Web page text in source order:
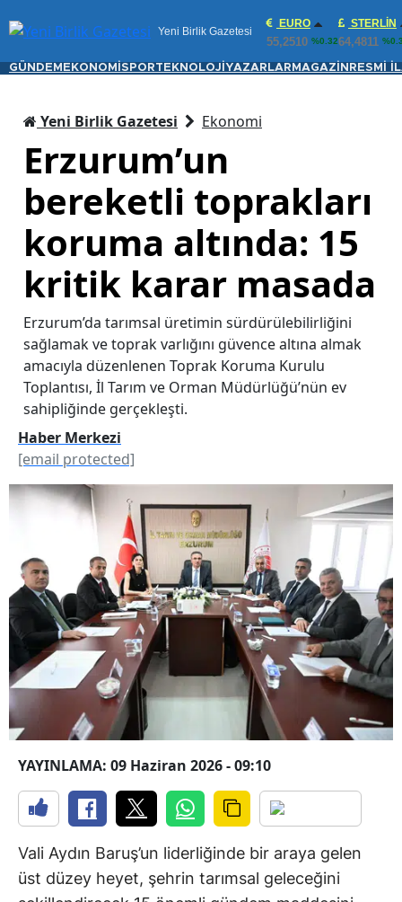
Yeni Birlik Gazetesi
EURO
55,2510 %0.32
STERLIN
64,4811
GÜNDEM EKONOMİ SPORTEKNOLOJİ YAZARLAR MAGAZİN RESMİ
Yeni Birlik Gazetesi Ekonomi
Erzurum’un
bereketli toprakları
koruma altında: 15
kritik karar masada
Erzurum’da tarımsal üretimin sürdürülebilirliğini
sağlamak ve toprak varlığını güvence altına almak
amacıyla düzenlenen Toprak Koruma Kurulu
Toplantısı, İl Tarım ve Orman Müdürlüğü’nün ev
sahipliğinde gerçekleşti.
Haber Merkezi
[email protected]
YAYINLAMA: 09 Haziran 2026 - 09:10
Vali Aydın Baruş’un liderliğinde bir araya gelen
üst düzey heyet, şehrin tarımsal geleceğini